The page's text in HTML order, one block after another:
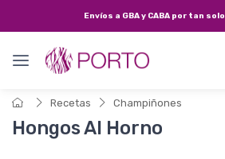
Envíos a GBA y CABA por tan solo
Recetas Champiñones
Hongos Al Horno